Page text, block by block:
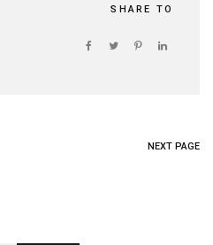
SHARE TO
NEXT PAGE